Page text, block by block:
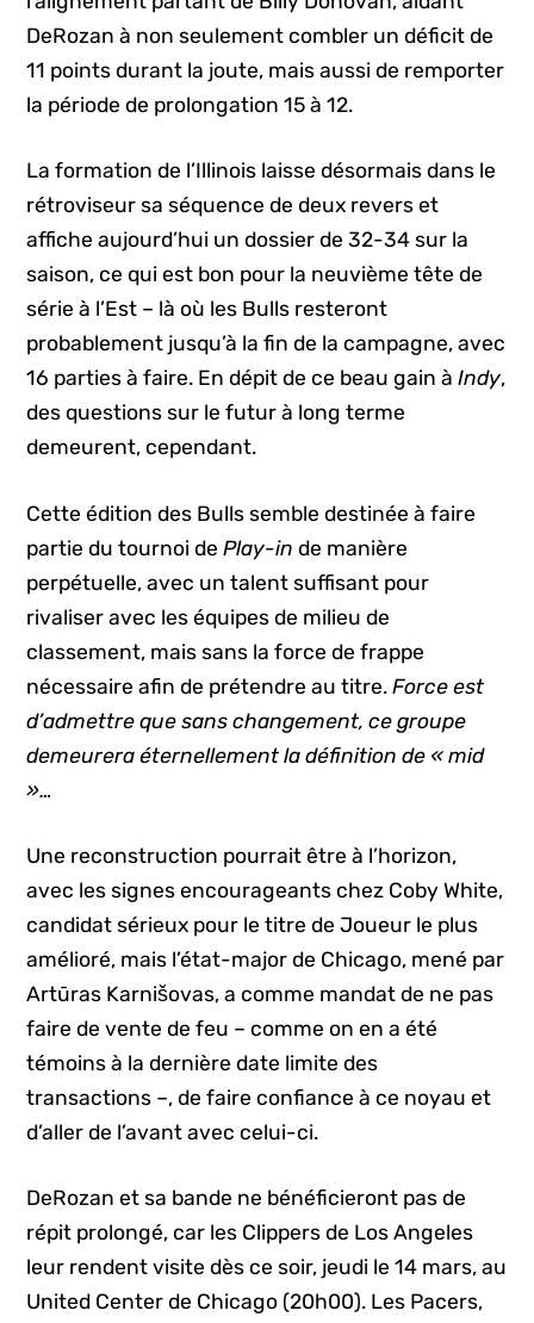
DeRozan à non seulement combler un déficit de
11 points durant la joute, mais aussi de remporter
la période de prolongation 15 à 12.
La formation de l’Illinois laisse désormais dans le
rétroviseur sa séquence de deux revers et
affiche aujourd’hui un dossier de 32-34 sur la
saison, ce qui est bon pour la neuvième tête de
série à l’Est – là où les Bulls resteront
probablement jusqu’à la fin de la campagne, avec
16 parties à faire. En dépit de ce beau gain àIndy,
des questions sur le futur à long terme
demeurent, cependant.
Cette édition des Bulls semble destinée à faire
partie du tournoi dePlay-in de manière
perpétuelle, avec un talent suffisant pour
rivaliser avec les équipes de milieu de
classement, mais sans la force de frappe
nécessaire afin de prétendre au titre. Force est
d’admettre que sans changement, ce groupe
demeurera éternellement la définition de « mid
»…
Une reconstruction pourrait être à l’horizon,
avec les signes encourageants chez Coby White,
candidat sérieux pour le titre de Joueur le plus
amélioré, mais l’état-major de Chicago, mené par
Artūras Karnišovas, a comme mandat de ne pas
faire de vente de feu – comme on en a été
témoins à la dernière date limite des
transactions –, de faire confiance à ce noyau et
d’aller de l’avant avec celui-ci.
DeRozan et sa bande ne bénéficieront pas de
répit prolongé, car les Clippers de Los Angeles
leur rendent visite dès ce soir, jeudi le 14 mars, au
United Center de Chicago (20h00). Les Pacers,